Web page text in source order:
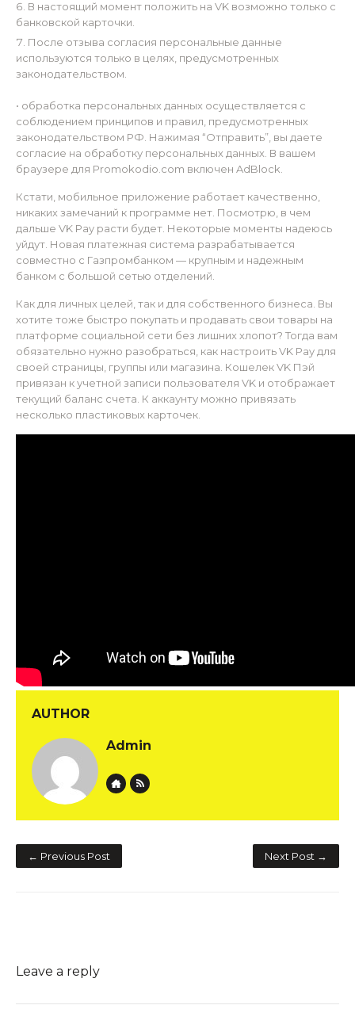
В настоящий момент положить на VK возможно только с
банковской карточки.
После отзыва согласия персональные данные
используются только в целях, предусмотренных
законодательством.
• обработка персональных данных осуществляется с
соблюдением принципов и правил, предусмотренных
законодательством РФ. Нажимая “Отправить”, вы даете
согласие на обработку персональных данных. В вашем
браузере для Promokodio.com включен AdBlock.
Кстати, мобильное приложение работает качественно,
никаких замечаний к программе нет. Посмотрю, в чем
дальше VK Pay расти будет. Некоторые моменты надеюсь
уйдут. Новая платежная система разрабатывается
совместно с Газпромбанком — крупным и надежным
банком с большой сетью отделений.
Как для личных целей, так и для собственного бизнеса. Вы
хотите тоже быстро покупать и продавать свои товары на
платформе социальной сети без лишних хлопот? Тогда вам
обязательно нужно разобраться, как настроить VK Pay для
своей страницы, группы или магазина. Кошелек VK Пэй
привязан к учетной записи пользователя VK и отображает
текущий баланс счета. К аккаунту можно привязать
несколько пластиковых карточек.
AUTHOR
Admin
Website
← Previous Post Next Post →
Leave a reply